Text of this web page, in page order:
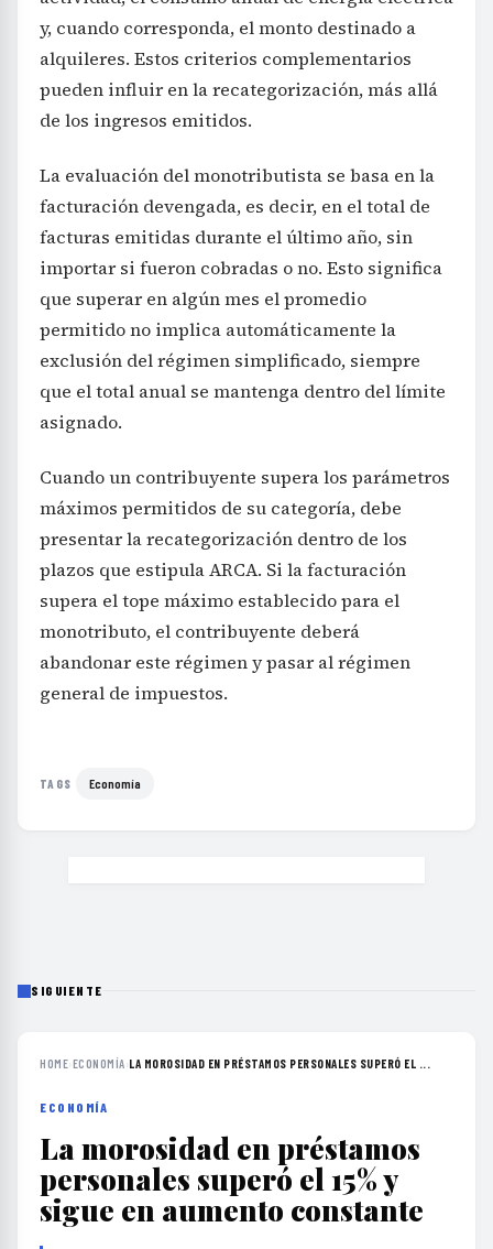
y, cuando corresponda, el monto destinado a
alquileres. Estos criterios complementarios
pueden influir en la recategorización, más allá
de los ingresos emitidos.
La evaluación del monotributista se basa en la
facturación devengada, es decir, en el total de
facturas emitidas durante el último año, sin
importar si fueron cobradas o no. Esto significa
que superar en algún mes el promedio
permitido no implica automáticamente la
exclusión del régimen simplificado, siempre
que el total anual se mantenga dentro del límite
asignado.
Cuando un contribuyente supera los parámetros
máximos permitidos de su categoría, debe
presentar la recategorización dentro de los
plazos que estipula ARCA. Si la facturación
supera el tope máximo establecido para el
monotributo, el contribuyente deberá
abandonar este régimen y pasar al régimen
general de impuestos.
TAGS Economía
SIGUIENTE
HOME›ECONOMÍA›LA MOROSIDAD EN PRÉSTAMOS PERSONALES SUPERÓ EL ...
ECONOMÍA
La morosidad en préstamos
personales superó el 15% y
sigue en aumento constante